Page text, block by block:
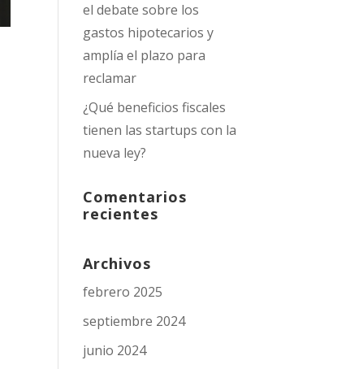
el debate sobre los
gastos hipotecarios y
amplía el plazo para
reclamar
¿Qué beneficios fiscales
tienen las startups con la
nueva ley?
Comentarios
recientes
Archivos
febrero 2025
septiembre 2024
junio 2024